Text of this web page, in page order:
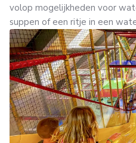
volop mogelijkheden voor
suppen of een ritje in een